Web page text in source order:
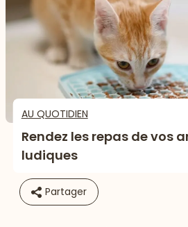
AU QUOTIDIEN
Rendez les repas de vos
ludiques
Partager